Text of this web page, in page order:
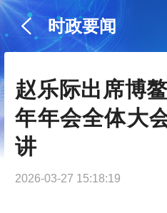
时政要闻
赵乐际出席博
年年会全体大
讲
2026-03-27 15:18:19